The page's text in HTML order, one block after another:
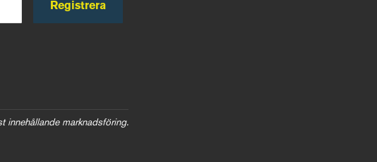
Registrera
innehållande marknadsföring.